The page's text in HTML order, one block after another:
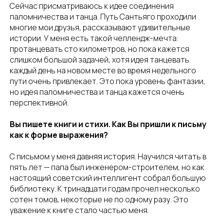
Сейчас присматриваюсь к идее соединения
паломничества и танца. Путь Сантьяго проходили
многие мои друзья, рассказывают удивительные
истории. У меня есть такой челлендж-мечта:
протанцевать сто километров, но пока кажется
слишком большой задачей, хотя идея танцевать
каждый день на новом месте во время недельного
пути очень привлекает. Это пока уровень фантазии,
но идея паломничества и танца кажется очень
перспективной.
Вы пишете книги и стихи. Как Вы пришли к письму
как к форме выражения?
С письмом у меня давняя история. Научился читать в
пять лет — папа был инженером-строителем, но как
настоящий советский интеллигент собрал большую
библиотеку. К тринадцати годам прочел несколько
сотен томов, некоторые не по одному разу. Это
уважение к книге стало частью меня.